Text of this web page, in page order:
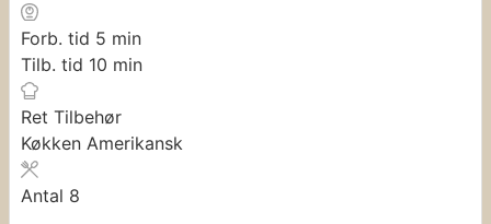
Forb. tid 5 minutter
min
Tilb. tid 10 minutter
min
Ret Tilbehør
Køkken Amerikansk
Antal 8